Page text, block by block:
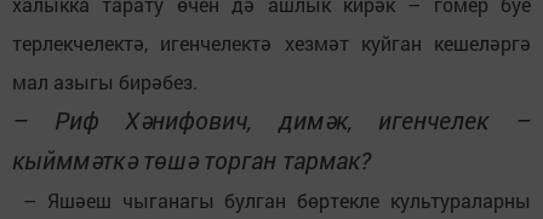
терлекчелектә, игенчелектә хезмәт куйган кешеләргә
мал азыгы бирәбез.
– Риф Хәнифович, димәк, игенчелек –
кыйммәткә төшә торган тармак?
– Яшәеш чыганагы булган бөртекле культураларны